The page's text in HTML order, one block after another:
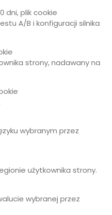
dni, plik cookie
A/B i konfiguracji silnika
strony, nadawany na
wybranym przez
użytkownika strony.
wybranej przez